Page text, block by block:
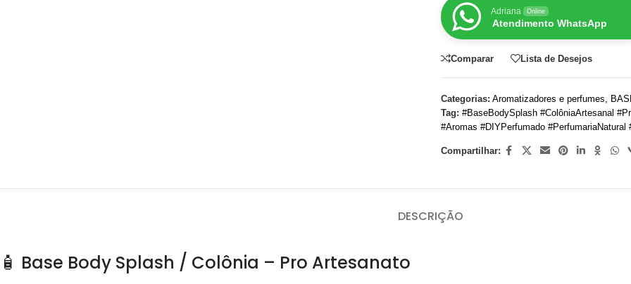
Adriana Online
Atendimento WhatsApp
Comparar Lista de Desejos
Categorias: Aromatizadores e perfumes,
Tag: #BaseBodySplash #ColôniaArtesanal
#Aromas #DIYPerfumado
Compartilhar:
DESCRIÇÃO
🧴 Base Body Splash / Colônia – Pro Artesanato